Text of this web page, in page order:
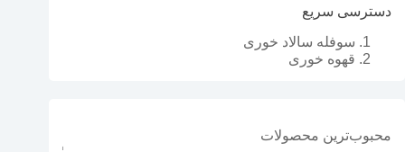
دسترسی سریع
سوفله سالاد خوری
قهوه خوری
محبوب‌ترین محصولات